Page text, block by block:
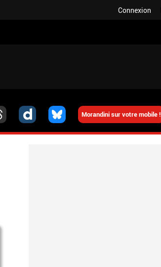
Connexion
Morandini sur votre mobile !